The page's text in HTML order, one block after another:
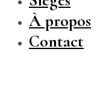
À propos
Contact